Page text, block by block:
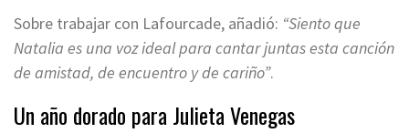
Sobre trabajar con Lafourcade, añadió: “Siento que
Natalia es una voz ideal para cantar juntas esta canción
de amistad, de encuentro y de cariño”.
Un año dorado para Julieta Venegas